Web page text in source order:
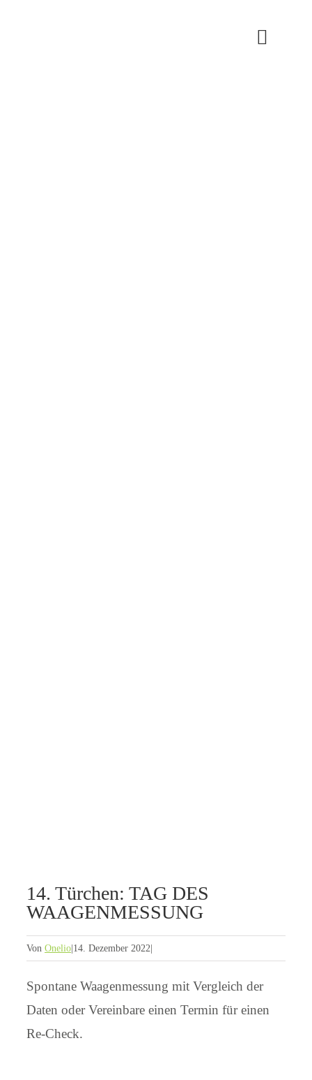
Toggle
14. Türchen: TAG DES
WAAGENMESSUNG
Von Onelio 14. Dezember 2022
Spontane Waagenmessung mit Vergleich der
Daten oder Vereinbare einen Termin für einen
Re-Check.